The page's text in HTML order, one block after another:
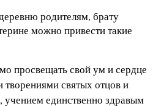
родителям, брату
можно привести такие
просвещать свой ум и сердце
святых отцов и
учением единственно здравым